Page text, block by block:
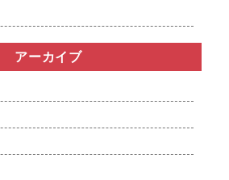
会への参加・発表、IAEAを始めと
、「世界的」な空気をお届けしま
アーカイブ